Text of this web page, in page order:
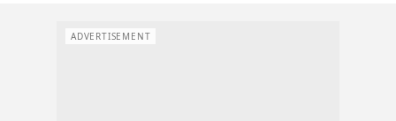
ADVERTISEMENT